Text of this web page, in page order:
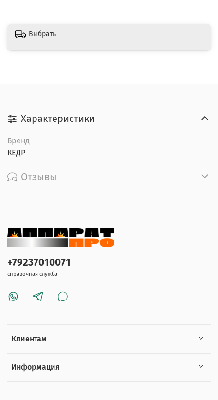
Выбрать
Характеристики
Бренд
КЕДР
Отзывы
Клиентам
Информация
+79237010071
справочная служба